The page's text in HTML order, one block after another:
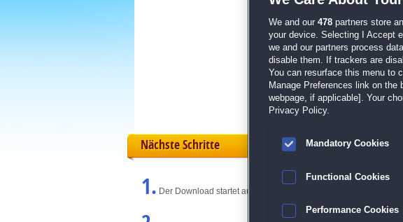
Shadow Wolf
Größe 649.0 MB
Einen Moment
Falls der
Zurück zur
Nächste Schritte
1. Der Download startet automatisch und wird am unteren Rand
We and our 478 partners store
your device. Selecting I Accept
we and our partners process
disable them. If trackers are
You can resurface this menu to
Manage Preferences link on
webpage, if applicable]. Your
Privacy Policy.
Mandatory Cookies
Functional Cookies
Performance Cookies